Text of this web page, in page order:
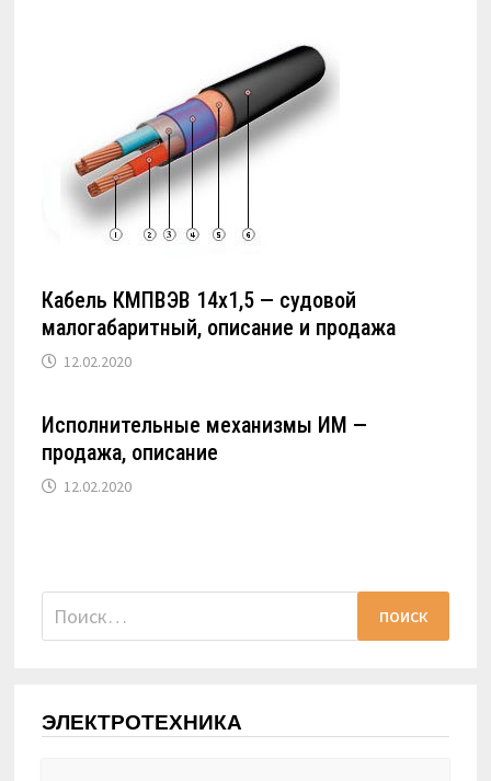
Кабель КМПВЭВ 14х1,5 — судовой
малогабаритный, описание и продажа
12.02.2020
Исполнительные механизмы ИМ —
продажа, описание
12.02.2020
Найти:
ЭЛЕКТРОТЕХНИКА